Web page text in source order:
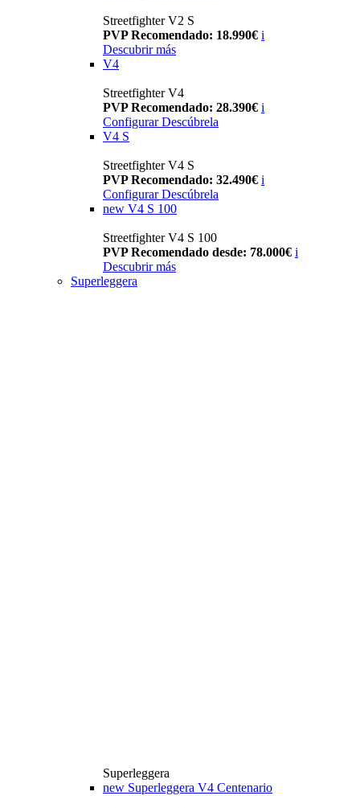
Streetfighter V2 S
PVP Recomendado: 18.990€ i
Descubrir más
V4
Streetfighter V4
PVP Recomendado: 28.390€ i
Configurar Descúbrela
V4 S
Streetfighter V4 S
PVP Recomendado: 32.490€ i
Configurar Descúbrela
new V4 S 100
Streetfighter V4 S 100
PVP Recomendado desde: 78.000€ i
Descubrir más
Superleggera
Superleggera
new Superleggera V4 Centenario